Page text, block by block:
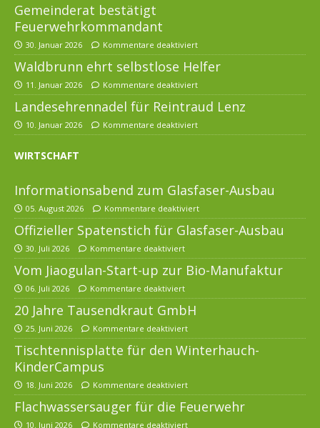
Gemeinderat bestätigt
Feuerwehrkommandant
30. Januar 2026 Kommentare deaktiviert
Waldbrunn ehrt selbstlose Helfer
11. Januar 2026 Kommentare deaktiviert
Landesehrennadel für Reintraud Lenz
10. Januar 2026 Kommentare deaktiviert
WIRTSCHAFT
Informationsabend zum Glasfaser-Ausbau
05. August 2026 Kommentare deaktiviert
Offizieller Spatenstich für Glasfaser-Ausbau
30. Juli 2026 Kommentare deaktiviert
Vom Jiaogulan-Start-up zur Bio-Manufaktur
06. Juli 2026 Kommentare deaktiviert
20 Jahre Tausendkraut GmbH
25. Juni 2026 Kommentare deaktiviert
Tischtennisplatte für den Winterhauch-
KinderCampus
18. Juni 2026 Kommentare deaktiviert
Flachwassersauger für die Feuerwehr
10. Juni 2026 Kommentare deaktiviert